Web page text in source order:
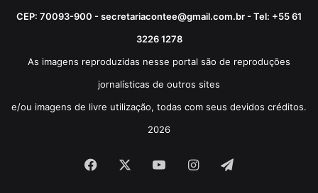
CEP: 70093-900 - secretariacontee@gmail.com.br - Tel: +55 61
3226 1278
As imagens reproduzidas nesse portal são de reproduções
jornalísticas de outros sites
e/ou imagens de livre utilização, todas com seus devidos créditos.
2026
Facebook YouTubeInstagram